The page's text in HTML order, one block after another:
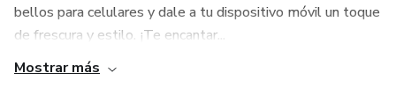
bellos para celulares y dale a tu dispositivo móvil un toque
de frescura y estilo. ¡Te encantar...
Mostrar más